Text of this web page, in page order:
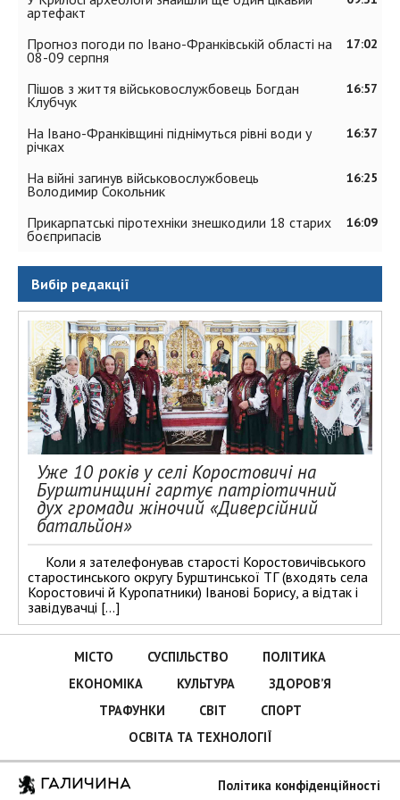
артефакт
17:02
Прогноз погоди по Івано-Франківській області на
08-09 серпня
16:57
Пішов з життя військовослужбовець Богдан
Клубчук
16:37
На Івано-Франківщині піднімуться рівні води у
річках
16:25
На війні загинув військовослужбовець
Володимир Сокольник
16:09
Прикарпатські піротехніки знешкодили 18 старих
боєприпасів
Вибір редакції
Уже 10 років у селі Коростовичі на
Бурштинщині гартує патріотичний
дух громади жіночий «Диверсійний
батальйон»
Коли я зателефонував старості Коростовичівського
старостинського округу Бурштинської ТГ (входять села
Коростовичі й Куропатники) Іванові Борису, а відтак і
завідувачці […]
МІСТО СУСПІЛЬСТВО
ПОЛІТИКА
ЕКОНОМІКА
КУЛЬТУРА
ЗДОРОВ’Я
ТРАФУНКИ
СВІТ
СПОРТ
ОСВІТА ТА ТЕХНОЛОГІЇ
ГАЛИЧИНА Політика конфіденційності